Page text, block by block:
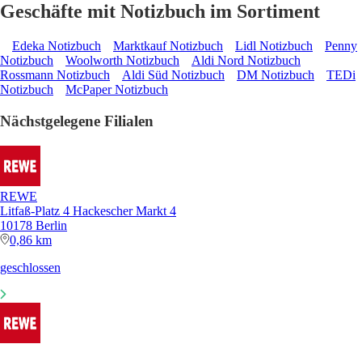
Geschäfte mit Notizbuch im Sortiment
Edeka Notizbuch Marktkauf Notizbuch Lidl Notizbuch
Penny
Notizbuch
Woolworth Notizbuch
Aldi Nord Notizbuch
Rossmann Notizbuch
Aldi Süd Notizbuch DM Notizbuch
TEDi
Notizbuch
McPaper Notizbuch
Nächstgelegene Filialen
REWE
Litfaß-Platz 4 Hackescher Markt 4
10178 Berlin
0,86 km
geschlossen